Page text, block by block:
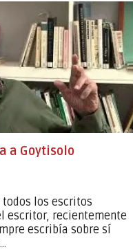
a Goytisolo
los escritos
escritor, recientemente
escribía sobre sí